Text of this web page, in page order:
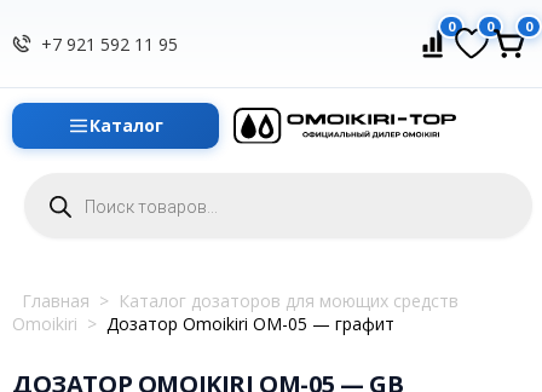
+7 921 592 11 95
0 0 0
Каталог
товаров
Главная > Каталог дозаторов для моющих средств
Omoikiri > Дозатор Omoikiri OM-05 — графит
ДОЗАТОР OMOIKIRI OM-05 — GB